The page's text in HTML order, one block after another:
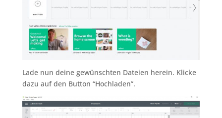
Lade nun deine gewünschten Dateien herein. Klicke
dazu auf den Button “Hochladen”.